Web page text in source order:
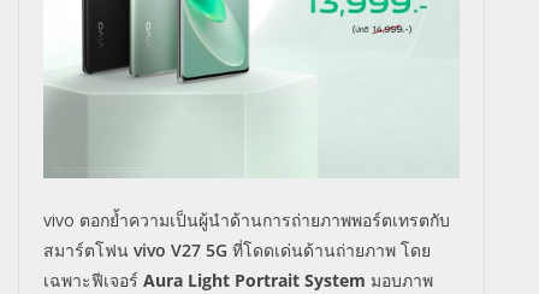
vivo ตอกย้ำความเป็นผู้นำด้านการถ่ายภาพพอร์ตเทรตกับ
สมาร์ตโฟน vivo V27 5G ที่โดดเด่นด้านถ่ายภาพ โดย
เฉพาะฟีเจอร์ Aura Light Portrait System มอบภาพ